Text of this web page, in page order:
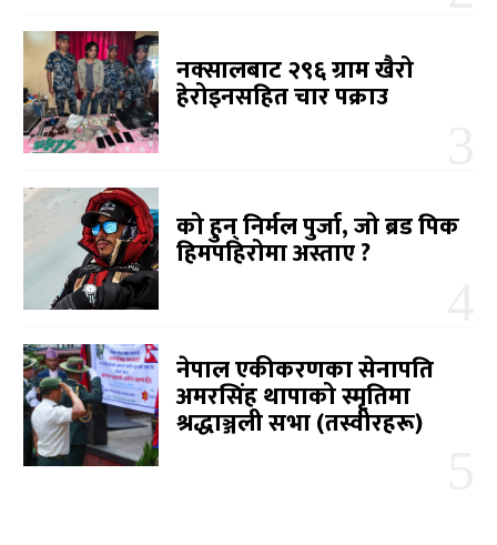
नक्सालबाट २९६ ग्राम खैरो
हेरोइनसहित चार पक्राउ
को हुन् निर्मल पुर्जा, जो ब्रड पिक
हिमपहिरोमा अस्ताए ?
नेपाल एकीकरणका सेनापति
अमरसिंह थापाको स्मृतिमा
श्रद्धाञ्जली सभा (तस्वीरहरू)